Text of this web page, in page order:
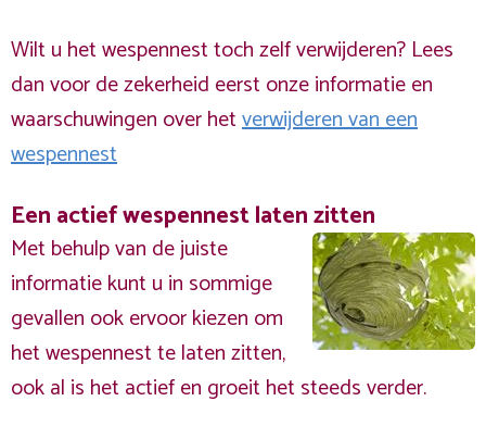
Wilt u het wespennest toch zelf verwijderen? Lees
dan voor de zekerheid eerst onze informatie en
waarschuwingen over hetverwijderen van een
wespennest
Een actief wespennest laten zitten
Met behulp van de juiste
informatie kunt u in sommige
gevallen ook ervoor kiezen om
het wespennest te laten zitten,
ook al is het actief en groeit het steeds verder.